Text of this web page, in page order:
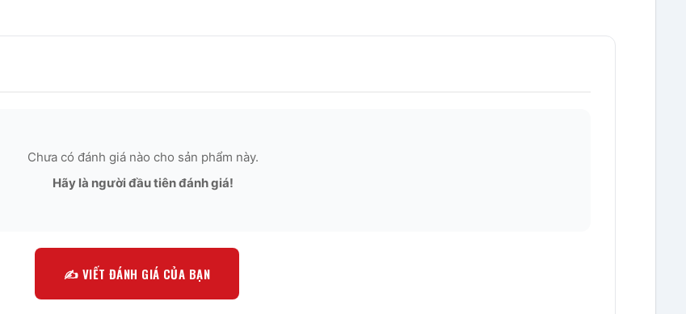
Chưa có đánh giá nào cho sản phẩm này.
Hãy là người đầu tiên đánh giá!
✍️ VIẾT ĐÁNH GIÁ CỦA BẠN